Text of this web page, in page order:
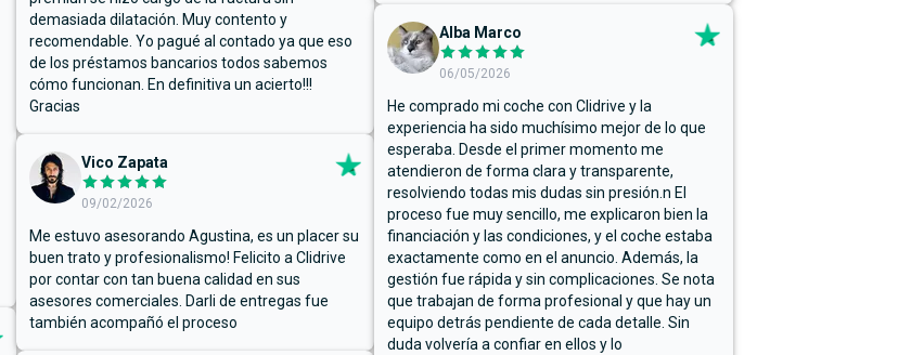
demasiada dilatación. Muy contento y
recomendable. Yo pagué al contado ya que eso
de los préstamos bancarios todos sabemos
cómo funcionan. En definitiva un acierto!!!
Gracias
Vico Zapata
09/02/2026
Me estuvo asesorando Agustina, es un placer su
buen trato y profesionalismo! Felicito a Clidrive
por contar con tan buena calidad en sus
asesores comerciales. Darli de entregas fue
también acompañó el proceso
Alba Marco
06/05/2026
He comprado mi coche con Clidrive y la
experiencia ha sido muchísimo mejor de lo que
esperaba. Desde el primer momento me
atendieron de forma clara y transparente,
resolviendo todas mis dudas sin presión.n El
proceso fue muy sencillo, me explicaron bien la
financiación y las condiciones, y el coche estaba
exactamente como en el anuncio. Además, la
gestión fue rápida y sin complicaciones. Se nota
que trabajan de forma profesional y que hay un
equipo detrás pendiente de cada detalle. Sin
duda volvería a confiar en ellos y lo